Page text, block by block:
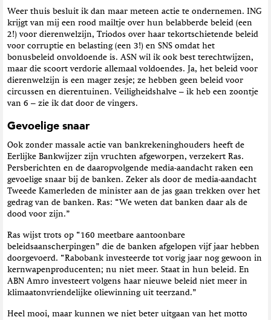
Weer thuis besluit ik dan maar meteen actie te ondernemen. ING
krijgt van mij een rood mailtje over hun belabberde beleid (een
2!) voor dierenwelzijn, Triodos over haar tekortschietende beleid
voor corruptie en belasting (een 3!) en SNS omdat het
bonusbeleid onvoldoende is. ASN wil ik ook best terechtwijzen,
maar die scoort verdorie allemaal voldoendes. Ja, het beleid voor
dierenwelzijn is een mager zesje; ze hebben geen beleid voor
circussen en dierentuinen. Veiligheidshalve – ik heb een zoontje
van 6 – zie ik dat door de vingers.
Gevoelige snaar
Ook zonder massale actie van bankrekeninghouders heeft de
Eerlijke Bankwijzer zijn vruchten afgeworpen, verzekert Ras.
Persberichten en de daaropvolgende media-aandacht raken een
gevoelige snaar bij de banken. Zeker als door de media-aandacht
Tweede Kamerleden de minister aan de jas gaan trekken over het
gedrag van de banken. Ras: “We weten dat banken daar als de
dood voor zijn.”
Ras wijst trots op “160 meetbare aantoonbare
beleidsaanscherpingen” die de banken afgelopen vijf jaar hebben
doorgevoerd. “Rabobank investeerde tot vorig jaar nog gewoon in
kernwapenproducenten; nu niet meer. Staat in hun beleid. En
ABN Amro investeert volgens haar nieuwe beleid niet meer in
klimaatonvriendelijke oliewinning uit teerzand.”
Heel mooi, maar kunnen we niet beter uitgaan van het motto